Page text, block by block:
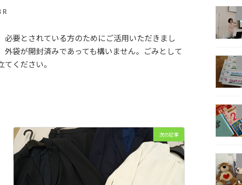
R
要とされている方のためにご活用いただきまし
袋が開封済みであっても構いません。ごみとして
ください。
次の記事